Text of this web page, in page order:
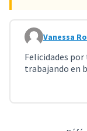
Commentaire
Vanessa
Felicidades
trabajando en